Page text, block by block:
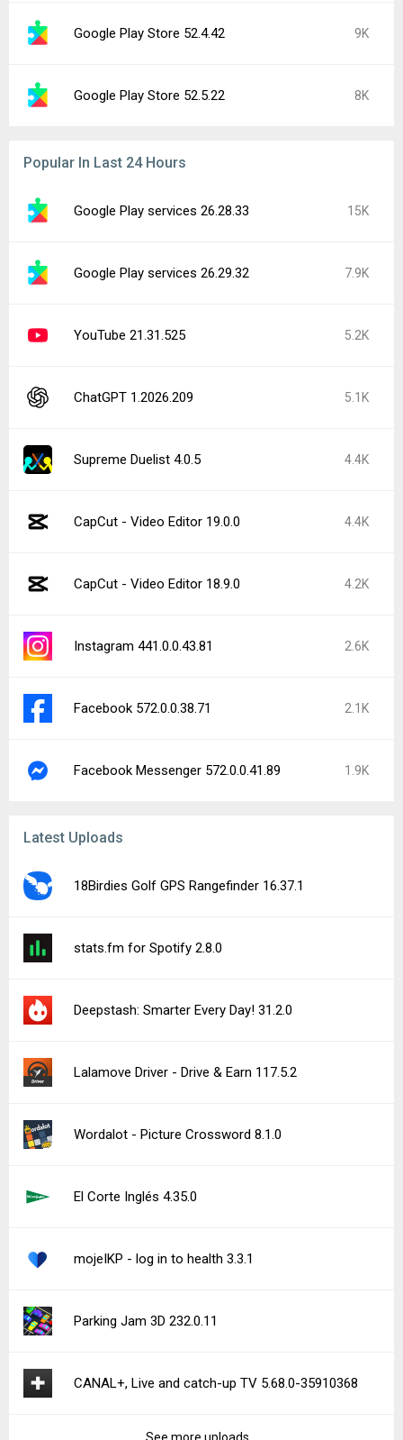
Google Play Store 52.4.42 9K
Google Play Store 52.5.22 8K
Popular In Last 24 Hours
Google Play services 26.28.33 15K
Google Play services 26.29.32 7.9K
YouTube 21.31.525 5.2K
ChatGPT 1.2026.209 5.1K
Supreme Duelist 4.0.5 4.4K
CapCut - Video Editor 19.0.0 4.4K
CapCut - Video Editor 18.9.0 4.2K
Instagram 441.0.0.43.81 2.6K
Facebook 572.0.0.38.71 2.1K
Facebook Messenger 572.0.0.41.89 1.9K
Latest Uploads
18Birdies Golf GPS Rangefinder 16.37.1
stats.fm for Spotify 2.8.0
Deepstash: Smarter Every Day! 31.2.0
Lalamove Driver - Drive & Earn 117.5.2
Wordalot - Picture Crossword 8.1.0
El Corte Inglés 4.35.0
mojeIKP - log in to health 3.3.1
Parking Jam 3D 232.0.11
CANAL+, Live and catch-up TV 5.68.0-35910368